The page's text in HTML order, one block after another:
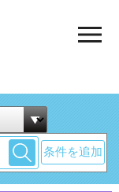
条件を追加